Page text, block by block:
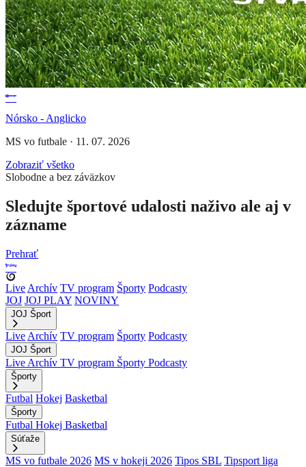
Nórsko - Anglicko
MS vo futbale · 11. 07. 2026
Zobraziť všetko
Slobodne a bez záväzkov
Sledujte športové udalosti naživo ale aj v
zázname
Prehrať
Live Archív TV program Športy Podcasty
JOJ JOJ PLAY NOVINY
JOJ Šport
Live Archív TV program Športy Podcasty
JOJ Šport
Live Archív TV program Športy Podcasty
Športy
Futbal Hokej Basketbal
Športy
Futbal Hokej Basketbal
Súťaže
MS vo futbale 2026 MS v hokeji 2026 Tipos SBL Tipsport liga